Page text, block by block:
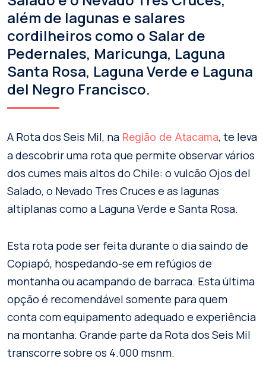
além de lagunas e salares
cordilheiros como o Salar de
Pedernales, Maricunga, Laguna
Santa Rosa, Laguna Verde e Laguna
del Negro Francisco.
A Rota dos Seis Mil, na Região de Atacama, te leva
a descobrir uma rota que permite observar vários
dos cumes mais altos do Chile: o vulcão Ojos del
Salado, o Nevado Tres Cruces e as lagunas
altiplanas como a Laguna Verde e Santa Rosa.
Esta rota pode ser feita durante o dia saindo de
Copiapó, hospedando-se em refúgios de
montanha ou acampando de barraca. Esta última
opção é recomendável somente para quem
conta com equipamento adequado e experiência
na montanha. Grande parte da Rota dos Seis Mil
transcorre sobre os 4.000 msnm.